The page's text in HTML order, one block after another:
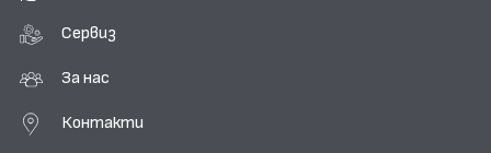
Сервиз
За нас
Контакти